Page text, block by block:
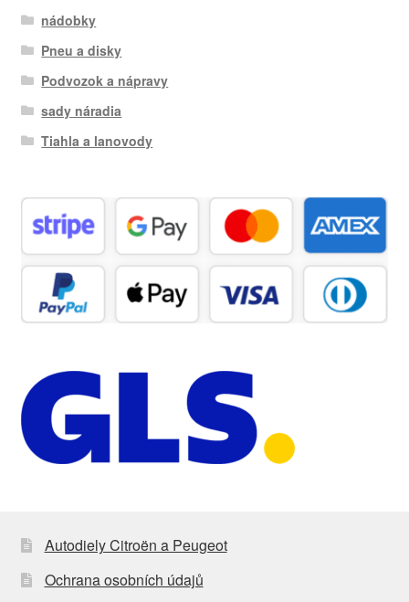
nádobky
Pneu a disky
Podvozok a nápravy
sady náradia
Tiahla a lanovody
Autodiely Citroën a Peugeot
Ochrana osobních údajů